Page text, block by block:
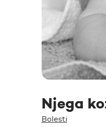
Njega
Bolesti